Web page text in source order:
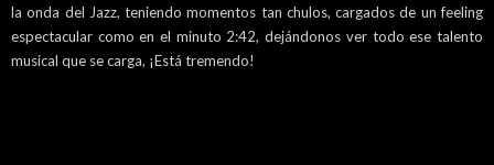
la onda del Jazz, teniendo momentos tan chulos, cargados de un feeling
espectacular como en el minuto 2:42, dejándonos ver todo ese talento
musical que se carga, ¡Está tremendo!